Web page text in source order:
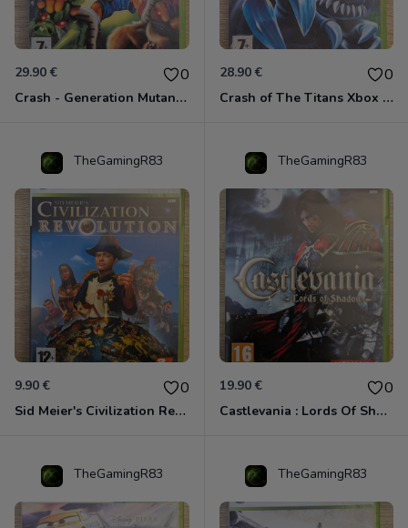
29.90 € 0
Crash - Generation Mutant Xbox 360
28.90 € 0
Crash of The Titans Xbox 360
TheGamingR83
9.90 € 0
Sid Meier's Civilization Revolution Xbox 360
TheGamingR83
19.90 € 0
Castlevania : Lords Of Shadow Xbox 360
TheGamingR83 TheGamingR83